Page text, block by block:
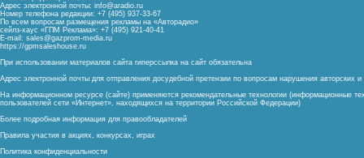
Адрес электронной почты: info@aradio.ru
Номер телефона редакции: +7 (495) 937-33-67
По всем вопросам размещения рекламы на «Авторадио»
сейлз-хаус «ГПМ Реклама»: +7 (495) 921-40-41
E-mail: sales@gazprom-media.ru
https://gpmsaleshouse.ru
При использовании материалов сайта гиперссылка на сайт обязательна
Адрес электронной почты для отправления досудебной претензии по вопросам нарушения авторских
На информационном ресурсе (сайте) применяются рекомендательные технологии (информационные
пользователей сети «Интернет», находящихся на территории Российской Федерации)
Более подробная информация для правообладателей
Правила участия в акциях, конкурсах, играх
Политика конфиденциальности